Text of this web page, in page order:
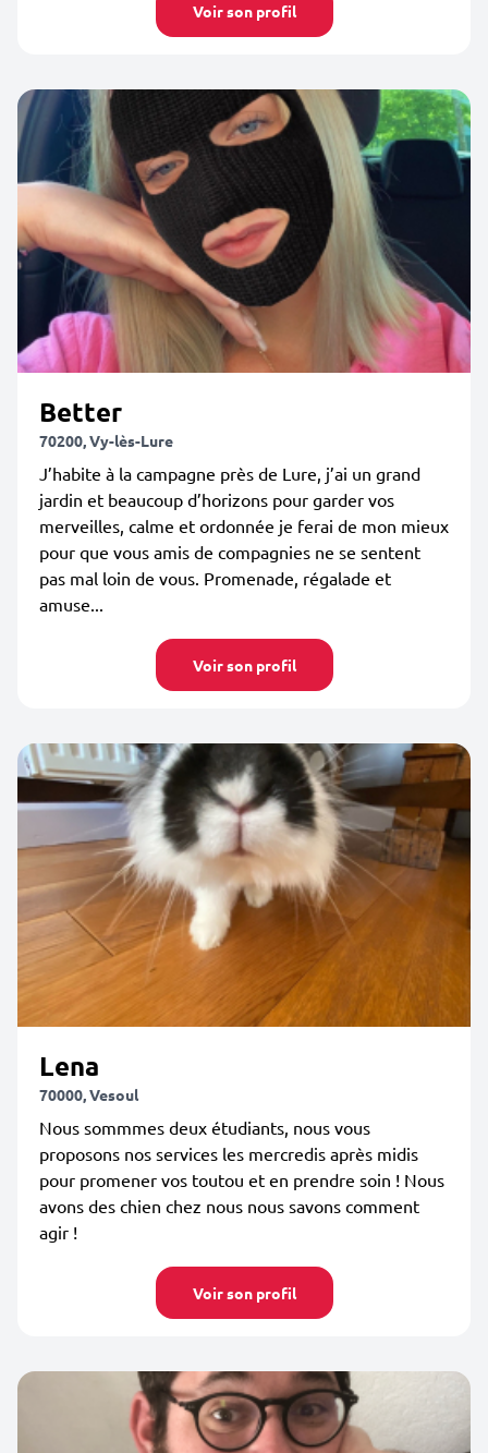
Voir son profil
Better
70200, Vy-lès-Lure
J’habite à la campagne près de Lure, j’ai un grand
jardin et beaucoup d’horizons pour garder vos
merveilles, calme et ordonnée je ferai de mon mieux
pour que vous amis de compagnies ne se sentent
pas mal loin de vous. Promenade, régalade et
amuse...
Voir son profil
Lena
70000, Vesoul
Nous sommmes deux étudiants, nous vous
proposons nos services les mercredis après midis
pour promener vos toutou et en prendre soin ! Nous
avons des chien chez nous nous savons comment
agir !
Voir son profil